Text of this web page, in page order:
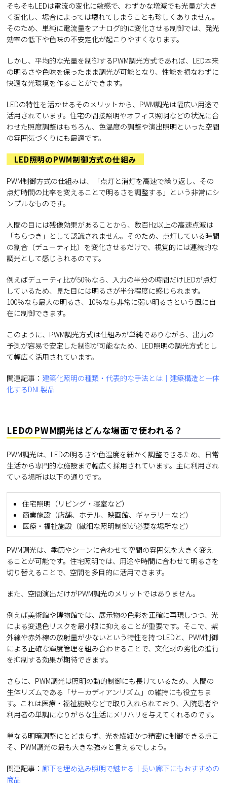
そもそもLEDは電流の変化に敏感で、わずかな増減でも光量が大き
く変化し、場合によっては壊れてしまうことも珍しくありません。
そのため、単純に電流量をアナログ的に変化させる制御では、発光
効率の低下や色味の不安定化が起こりやすくなります。
しかし、平均的な光量を制御するPWM調光方式であれば、LED本来
の明るさや色味を保ったまま調光が可能となり、性能を損なわずに
快適な光環境を作ることができます。
LEDの特性を活かせるそのメリットから、PWM調光は幅広い用途で
活用されています。住宅の間接照明やオフィス照明などの状況に合
わせた照度調整はもちろん、色温度の調整や演出照明といった空間
の雰囲気づくりにも最適です。
LED照明のPWM制御方式の仕組み
PWM制御方式の仕組みは、「点灯と消灯を高速で繰り返し、その
点灯時間の比率を変えることで明るさを調整する」という非常にシ
ンプルなものです。
人間の目には残像効果があることから、数百Hz以上の高速点滅は
「ちらつき」として認識されません。そのため、点灯している時間
の割合（デューティ比）を変化させるだけで、視覚的には連続的な
調光として感じられるのです。
例えばデューティ比が50％なら、入力の半分の時間だけLEDが点灯
しているため、見た目には明るさが半分程度に感じられます。
100％なら最大の明るさ、10％なら非常に弱い明るさという風に自
在に制御できます。
このように、PWM調光方式は仕組みが単純でありながら、出力の
予測が容易で安定した制御が可能なため、LED照明の調光方式とし
て幅広く活用されています。
関連記事： 建築化照明の種類・代表的な手法とは｜建築構造と一体
化するDNL製品
LEDのPWM調光はどんな場面で使われる？
PWM調光は、LEDの明るさや色温度を細かく調整できるため、日常
生活から専門的な施設まで幅広く採用されています。主に利用され
ている場所は以下の通りです。
住宅照明（リビング・寝室など）
商業施設（店舗、ホテル、映画館、ギャラリーなど）
医療・福祉施設（繊細な照明制御が必要な場所など）
PWM調光は、季節やシーンに合わせて空間の雰囲気を大きく変え
ることが可能です。住宅照明では、用途や時間に合わせて明るさを
切り替えることで、空間を多目的に活用できます。
また、空間演出だけがPWM調光のメリットではありません。
例えば美術館や博物館では、展示物の色彩を正確に再現しつつ、光
による変退色リスクを最小限に抑えることが重要です。そこで、紫
外線や赤外線の放射量が少ないという特性を持つLEDと、PWM制御
による正確な輝度管理を組み合わせることで、文化財の劣化の進行
を抑制する効果が期待できます。
さらに、PWM調光は照明の動的制御にも長けているため、人間の
生体リズムである「サーカディアンリズム」の維持にも役立ちま
す。これは医療・福祉施設などで取り入れられており、入院患者や
利用者の単調になりがちな生活にメリハリを与えてくれるのです。
単なる明暗調整にとどまらず、光を繊細かつ精密に制御できる点こ
そ、PWM調光の最も大きな強みと言えるでしょう。
関連記事： 廊下を埋め込み照明で魅せる｜長い廊下にもおすすめの
商品